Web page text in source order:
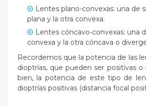
Lentes plano-convexas: una de
plana y la otra convexa.
Lentes cóncavo-convexas: una
convexa y la otra cóncava o
Recordemos que la potencia de las
dioptrías, que pueden ser positivas o
bien, la potencia de este tipo de
dioptrías positivas (distancia focal